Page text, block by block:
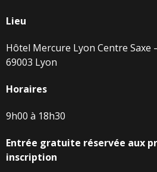
Lieu
Hôtel Mercure Lyon Centre Saxe
69003 Lyon
Horaires
9h00 à 18h30
Entrée gratuite réservée aux
inscription